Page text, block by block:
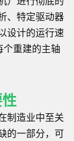
、特定驱动器
设计的运行速
个重建的主轴
制造业中至关
的一部分，可